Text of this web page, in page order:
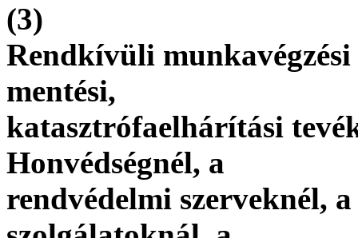
(3)
Rendkívüli
mentési,
katasztrófaelhárítási
Honvédségnél, a
rendvédelmi szerveknél,